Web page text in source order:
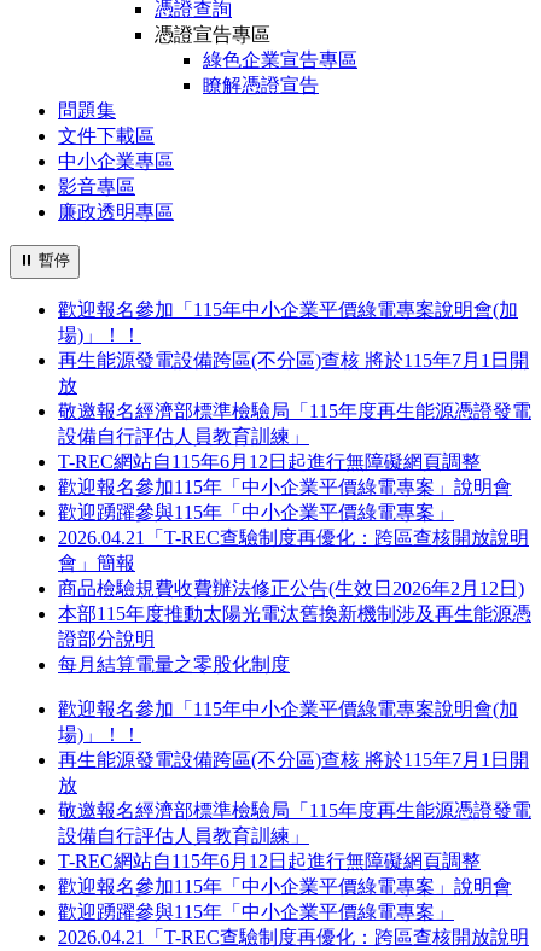
憑證查詢
憑證宣告專區
綠色企業宣告專區
瞭解憑證宣告
問題集
文件下載區
中小企業專區
影音專區
廉政透明專區
⏸ 暫停
歡迎報名參加「115年中小企業平價綠電專案說明會(加
場)」！！
再生能源發電設備跨區(不分區)查核 將於115年7月1日開
放
敬邀報名經濟部標準檢驗局「115年度再生能源憑證發電
設備自行評估人員教育訓練」
T-REC網站自115年6月12日起進行無障礙網頁調整
歡迎報名參加115年「中小企業平價綠電專案」說明會
歡迎踴躍參與115年「中小企業平價綠電專案」
2026.04.21「T-REC查驗制度再優化：跨區查核開放說明
會」簡報
商品檢驗規費收費辦法修正公告(生效日2026年2月12日)
本部115年度推動太陽光電汰舊換新機制涉及再生能源憑
證部分說明
每月結算電量之零股化制度
歡迎報名參加「115年中小企業平價綠電專案說明會(加
場)」！！
再生能源發電設備跨區(不分區)查核 將於115年7月1日開
放
敬邀報名經濟部標準檢驗局「115年度再生能源憑證發電
設備自行評估人員教育訓練」
T-REC網站自115年6月12日起進行無障礙網頁調整
歡迎報名參加115年「中小企業平價綠電專案」說明會
歡迎踴躍參與115年「中小企業平價綠電專案」
2026.04.21「T-REC查驗制度再優化：跨區查核開放說明